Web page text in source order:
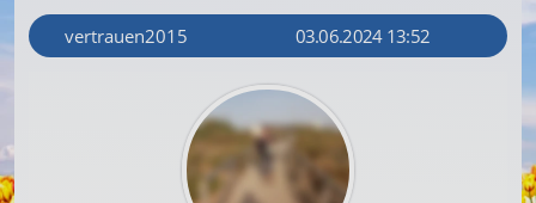
vertrauen2015 03.06.2024 13:52